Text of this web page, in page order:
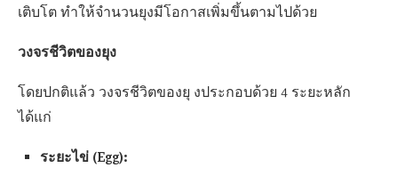
เติบโต ทำให้จำนวนยุงมีโอกาสเพิ่มขึ้นตามไปด้วย
วงจรชีวิตของยุง
โดยปกติแล้ว วงจรชีวิตของยุ งประกอบด้วย 4 ระยะหลัก
ได้แก่
ระยะไข่ (Egg):